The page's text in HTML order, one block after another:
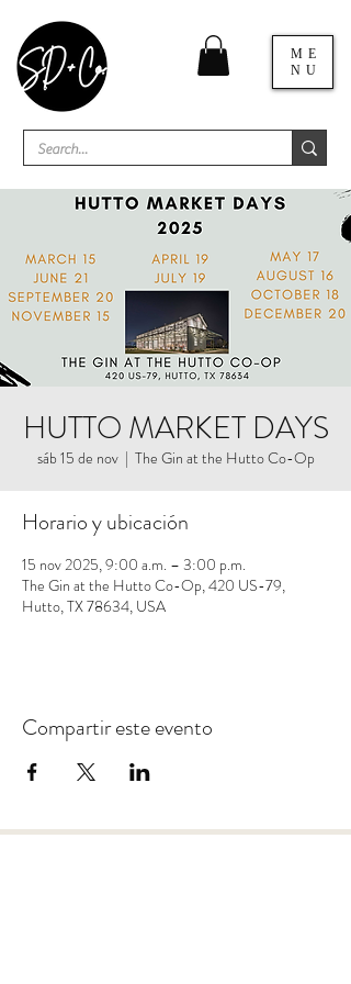
ME
NU
HUTTO MARKET DAYS
sáb 15 de nov
  |
The Gin at the Hutto Co-Op
Horario y ubicación
15 nov 2025, 9:00 a.m. – 3:00 p.m.
The Gin at the Hutto Co-Op, 420 US-79,
Hutto, TX 78634, USA
Compartir este evento